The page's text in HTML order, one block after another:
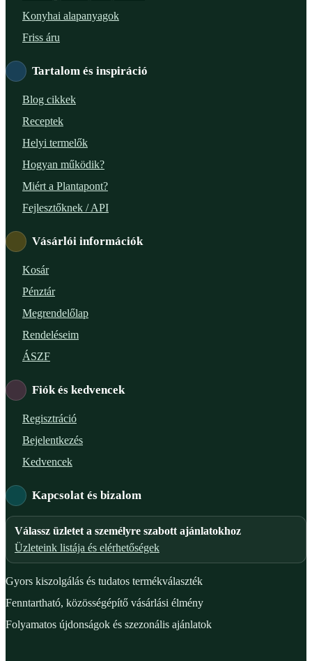
Konyhai alapanyagok
Friss áru
Tartalom és inspiráció
Blog cikkek
Receptek
Helyi termelők
Hogyan működik?
Miért a Plantapont?
Fejlesztőknek / API
Vásárlói információk
Kosár
Pénztár
Megrendelőlap
Rendeléseim
ÁSZF
Fiók és kedvencek
Regisztráció
Bejelentkezés
Kedvencek
Kapcsolat és bizalom
Válassz üzletet a személyre szabott ajánlatokhoz
Üzleteink listája és elérhetőségek
Gyors kiszolgálás és tudatos termékválaszték
Fenntartható, közösségépítő vásárlási élmény
Folyamatos újdonságok és szezonális ajánlatok